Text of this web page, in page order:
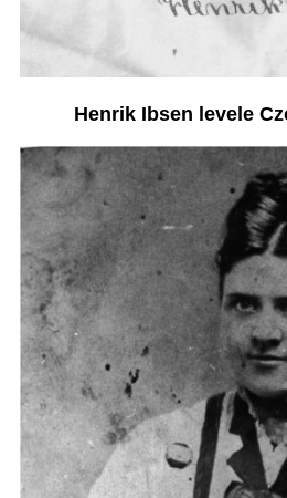
Henrik Ibsen levele